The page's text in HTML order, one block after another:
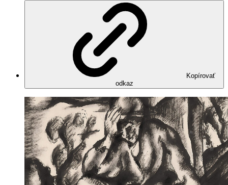
Kopírovať
odkaz